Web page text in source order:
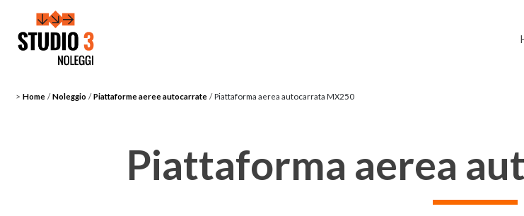
> Home / Noleggio / Piattaforme aeree autocarrate / Piattaforma aerea autocarrata MX250
Piattaforma aerea